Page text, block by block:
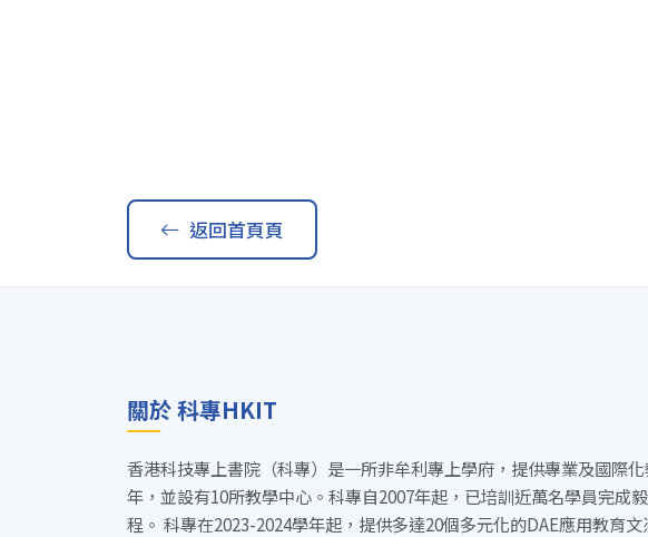
返回首頁頁
關於 科專HKIT
香港科技專上書院（科專）是一所非牟利專上學府，提供專業及國際
年，並設有10所教學中心。科專自2007年起，已培訓近萬名學員完成
程。 科專在2023-2024學年起，提供多達20個多元化的DAE應用教育